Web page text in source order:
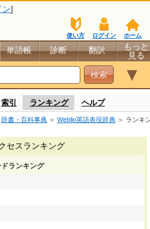
ン]
ホーム
ログイン
使い方
単語帳 診断 翻訳
もっと
見る
▼
索引 ランキング ヘルプ
辞書・百科事典 ＞ Weblio英語表現辞典 ＞ ランキ
セスランキング
ランキング